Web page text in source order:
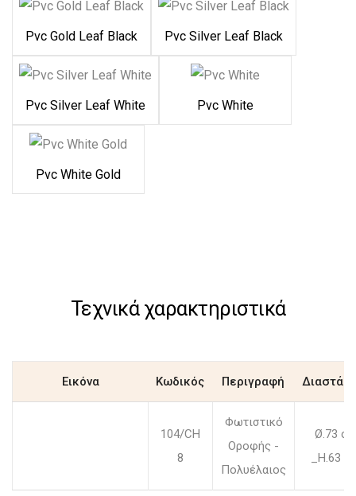
Pvc Gold Leaf Black Pvc Silver Leaf Black
Pvc Silver Leaf White Pvc White
Pvc White Gold
Τεχνικά χαρακτηριστικά
Εικόνα Κωδικός Περιγραφή
104/CH
8
Φωτιστικό
Οροφής -
Πολυέλαιος
Ø.73
_H.63